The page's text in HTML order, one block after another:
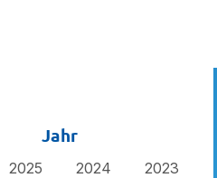
Jahr
2025 2024
2023